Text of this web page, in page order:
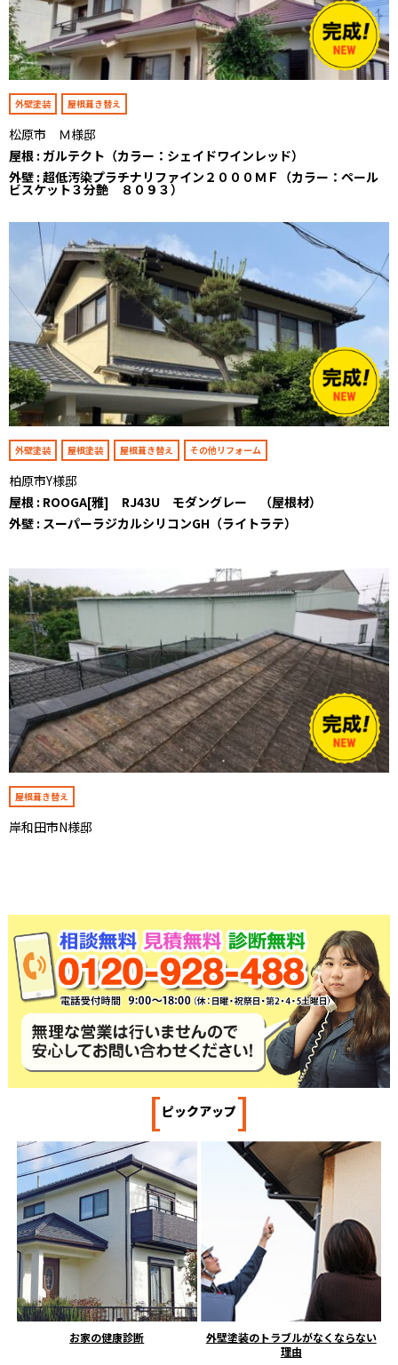
外壁塗装 屋根葺き替え
松原市 Ｍ様邸
屋根 : ガルテクト（カラー：シェイドワインレッド）
外壁 : 超低汚染プラチナリファイン２０００ＭＦ（カラー：ペール
ビスケット３分艶 ８０９３）
外壁塗装 屋根塗装 屋根葺き替え その他リフォーム
柏原市Y様邸
屋根 : ROOGA[雅] RJ43U モダングレー （屋根材）
外壁 : スーパーラジカルシリコンGH（ライトラテ）
屋根葺き替え
岸和田市N様邸
[ピックアップ]
お家の健康診断
外壁塗装のトラブルがなくならない
理由